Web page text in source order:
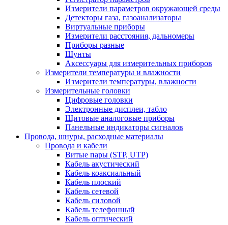
Измерители параметров окружающей среды
Детекторы газа, газоанализаторы
Виртуальные приборы
Измерители расстояния, дальномеры
Приборы разные
Шунты
Аксессуары для измерительных приборов
Измерители температуры и влажности
Измерители температуры, влажности
Измерительные головки
Цифровые головки
Электронные дисплеи, табло
Щитовые аналоговые приборы
Панельные индикаторы сигналов
Провода, шнуры, расходные материалы
Провода и кабели
Витые пары (STP, UTP)
Кабель акустический
Кабель коаксиальный
Кабель плоский
Кабель сетевой
Кабель силовой
Кабель телефонный
Кабель оптический